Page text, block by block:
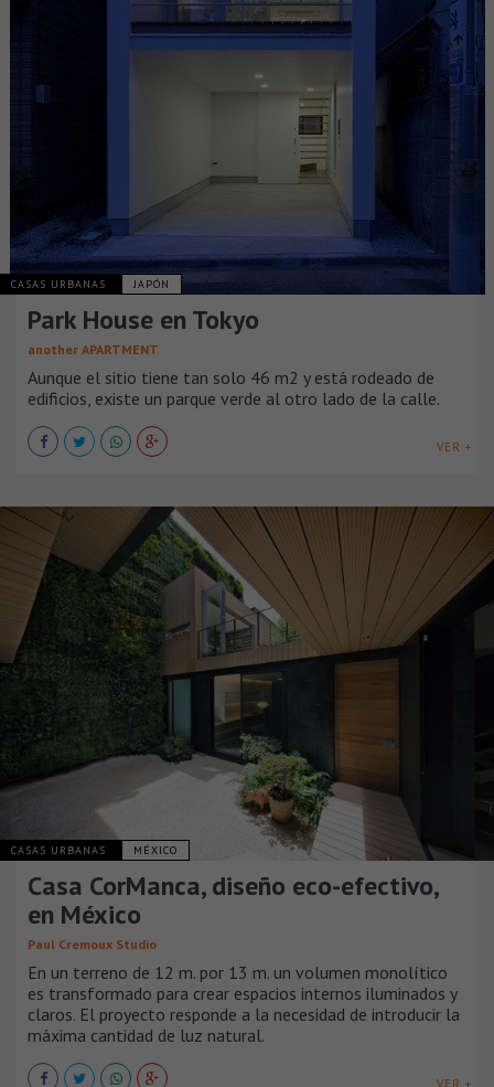
CASAS URBANAS JAPÓN
Park House en Tokyo
another APARTMENT
Aunque el sitio tiene tan solo 46 m2 y está rodeado de
edificios, existe un parque verde al otro lado de la calle.
VER +
CASAS URBANAS MÉXICO
Casa CorManca, diseño eco-efectivo,
en México
Paul Cremoux Studio
En un terreno de 12 m. por 13 m. un volumen monolítico
es transformado para crear espacios internos iluminados y
claros. El proyecto responde a la necesidad de introducir la
máxima cantidad de luz natural.
VER +